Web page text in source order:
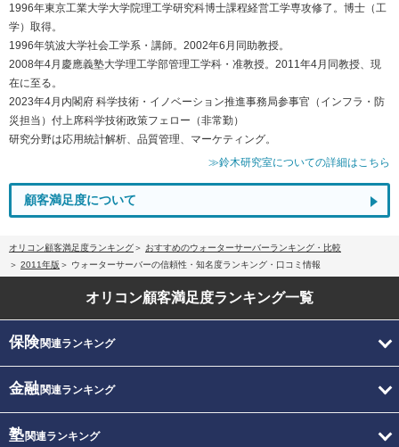
1996年東京工業大学大学院理工学研究科博士課程経営工学専攻修了。博士（工
学）取得。
1996年筑波大学社会工学系・講師。2002年6月同助教授。
2008年4月慶應義塾大学理工学部管理工学科・准教授。2011年4月同教授、現
在に至る。
2023年4月内閣府 科学技術・イノベーション推進事務局参事官（インフラ・防
災担当）付上席科学技術政策フェロー（非常勤）
研究分野は応用統計解析、品質管理、マーケティング。
≫鈴木研究室についての詳細はこちら
顧客満足度について
オリコン顧客満足度ランキング
おすすめのウォーターサーバーランキング・比較
2011年版
ウォーターサーバーの信頼性・知名度ランキング・口コミ情報
オリコン顧客満足度ランキング一覧
保険関連ランキング
金融関連ランキング
塾関連ランキング